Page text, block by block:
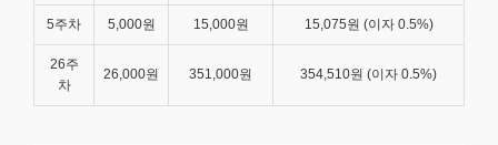
5주차 5,000원 15,000원 15,075원 (이자 0.5%)
26주
차
26,000원 351,000원 354,510원 (이자 0.5%)